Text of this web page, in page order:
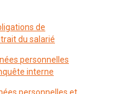
de
du salarié
personnelles
interne